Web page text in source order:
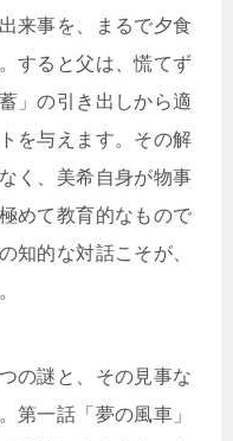
来事を、まるで夕食
すると父は、慌てず
」の引き出しから適
を与えます。その解
く、美希自身が物事
めて教育的なもので
知的な対話こそが、
の謎と、その見事な
第一話「夢の風車」